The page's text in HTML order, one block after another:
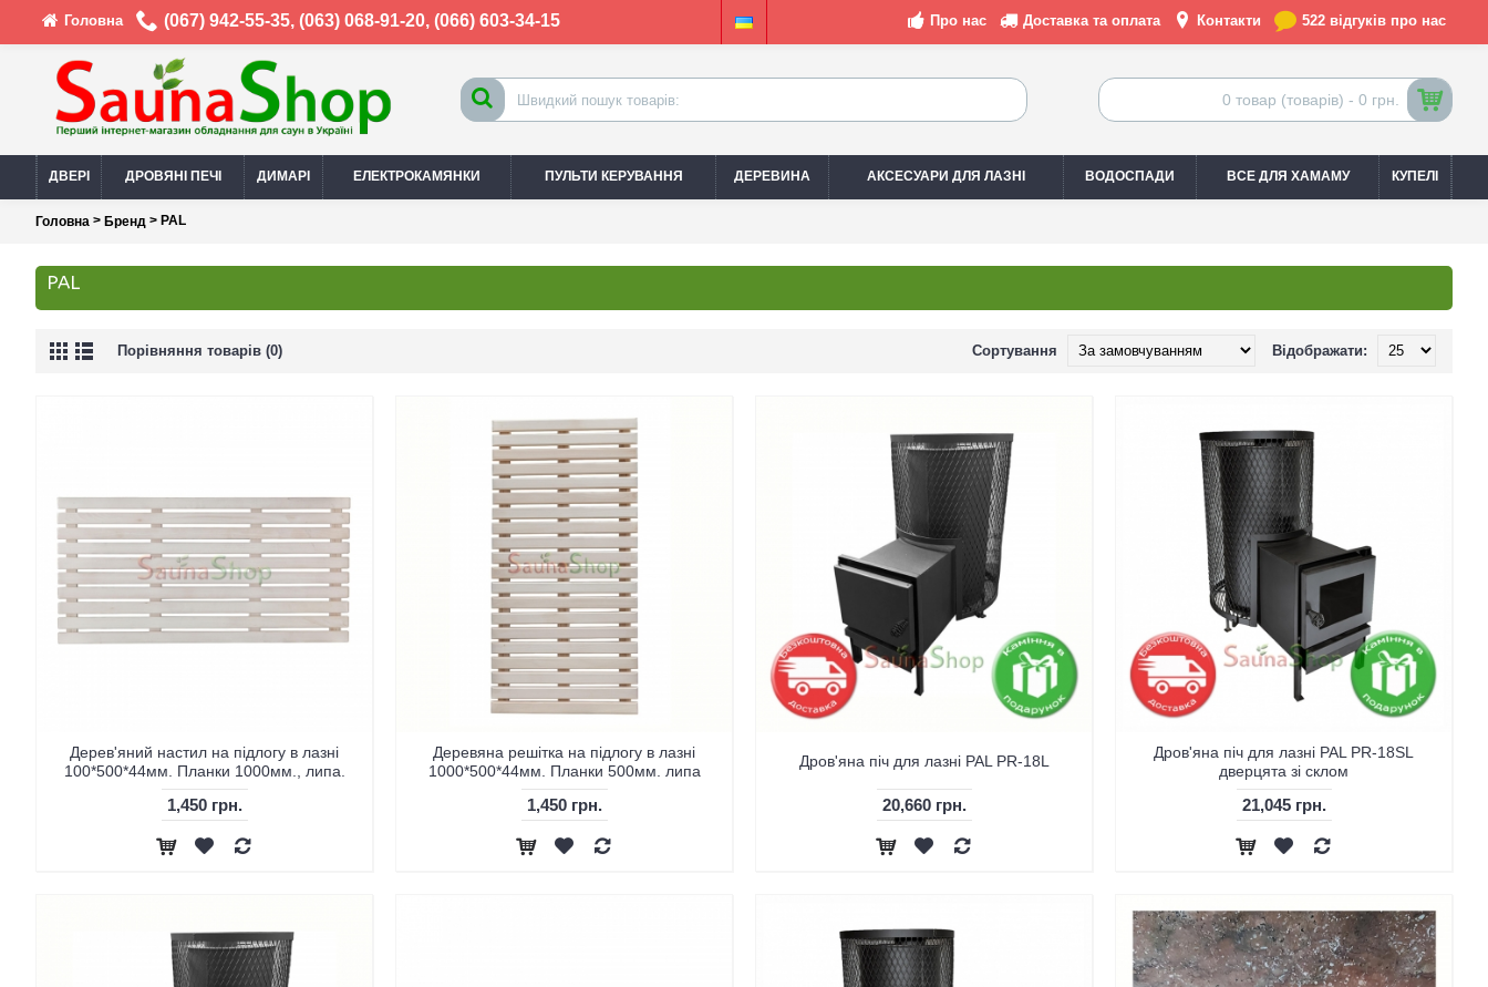
Головна (067) 942-55-35, (063) 068-91-20, (066) 603-34-15 Про нас Доставка та оплата Контакти 522 відгуків про нас
0 товар (товарів) - 0 грн.
ДВЕРІ ДРОВЯНІ ПЕЧІ ДИМАРІ ЕЛЕКТРОКАМЯНКИ ПУЛЬТИ КЕРУВАННЯ ДЕРЕВИНА АКСЕСУАРИ ДЛЯ ЛАЗНІ ВОДОСПАДИ ВСЕ ДЛЯ ХАМАМУ КУПЕЛІ
Головна > Бренд > PAL
PAL
Порівняння товарів (0) Відображати:
Сортування
Дерев'яний настил на підлогу в лазні
100*500*44мм. Планки 1000мм., липа.
1,450 грн.
Деревяна решітка на підлогу в лазні
1000*500*44мм. Планки 500мм. липа
1,450 грн.
Дров'яна піч для лазні PAL PR-18L
20,660 грн.
Дров'яна піч для лазні PAL PR-18SL
дверцята зі склом
21,045 грн.